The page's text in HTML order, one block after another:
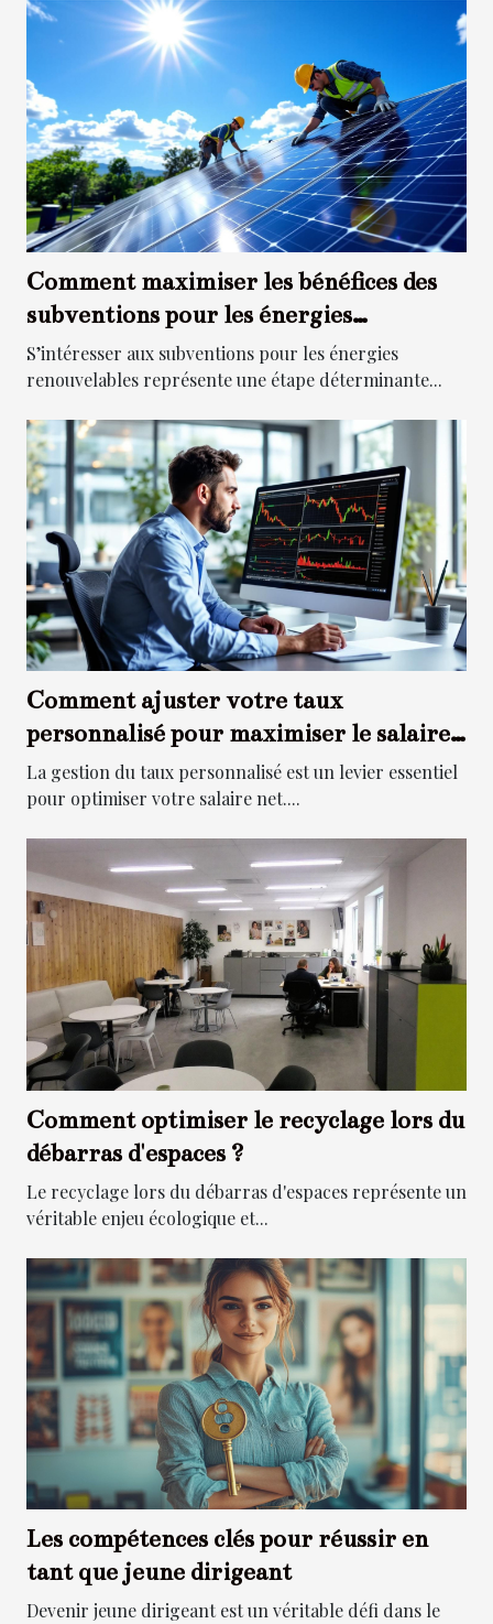
Comment maximiser les bénéfices des
subventions pour les énergies
renouvelables ?
S’intéresser aux subventions pour les énergies
renouvelables représente une étape déterminante...
Comment ajuster votre taux
personnalisé pour maximiser le salaire
net ?
La gestion du taux personnalisé est un levier essentiel
pour optimiser votre salaire net....
Comment optimiser le recyclage lors du
débarras d'espaces ?
Le recyclage lors du débarras d'espaces représente un
véritable enjeu écologique et...
Les compétences clés pour réussir en
tant que jeune dirigeant
Devenir jeune dirigeant est un véritable défi dans le